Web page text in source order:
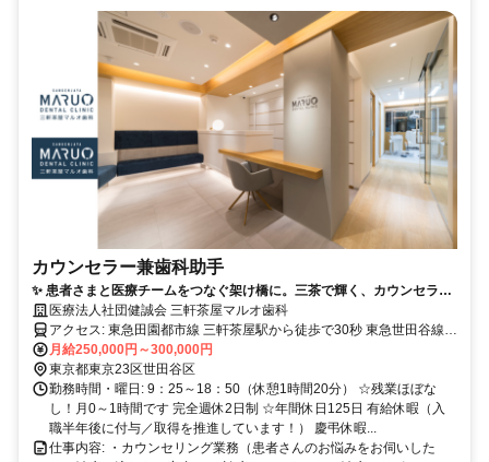
カウンセラー兼歯科助手
✨ 患者さまと医療チームをつなぐ架け橋に。三茶で輝く、カウンセラー
兼歯科助手募集！
医療法人社団健誠会 三軒茶屋マルオ歯科
アクセス: 東急田園都市線 三軒茶屋駅から徒歩で30秒 東急世田谷線
三軒茶屋駅から徒歩で1分 東急世田谷線 西太子堂駅から徒歩で6分
月給250,000円～300,000円
東京都東京23区世田谷区
勤務時間・曜日: 9：25～18：50（休憩1時間20分） ☆残業ほぼな
し！月0～1時間です 完全週休2日制 ☆年間休日125日 有給休暇（入
職半年後に付与／取得を推進しています！） 慶弔休暇...
仕事内容: ・カウンセリング業務（患者さんのお悩みをお伺いした